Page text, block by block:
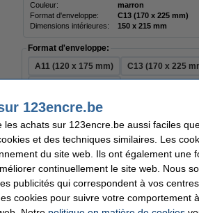
Couleur:
marron
Format d'enveloppe:
C13 (170 x 225 mm)
Dimensions intérieures:
150 x 215 mm
Format d'enveloppe:
A11 (120 x 175 mm)
C13 (170 x 225
Nombre:
5 pièce(s)
100 pièce(s)
Pack avantageux !
123encre enveloppe à bulles éco en papier 170
27,50 €
Bon plan : commandez également
123encre.be
les achats sur 123encre.be aussi faciles
et des techniques similaires. Les
du site web. Ils ont également une
continuellement le site web. Nous
publicités qui correspondent à vos
cookies pour suivre votre comportement